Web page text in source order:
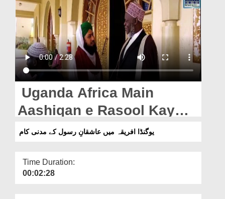
Rohani Ilaj
Donation
Blog
Magazine
Departments
Our Websites
More
Uganda Africa Main
Aashiqan e Rasool Kay
Madani Kaam
یوگنڈا افریقہ میں عاشقانِ رسول کے مدنی کام
Time Duration:
00:02:28